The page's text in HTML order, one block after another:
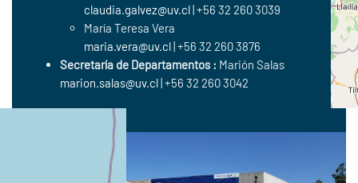
claudia.galvez@uv.cl| +56 32 260 3039
María Teresa Vera
maria.vera@uv.cl| +56 32 260 3876
Secretaría de Departamentos : Marión Salas
marion.salas@uv.cl| +56 32 260 3042